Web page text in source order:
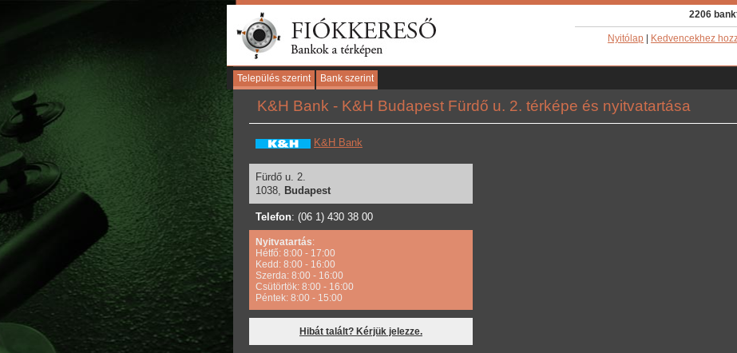
2206
Nyitólap Kedvencekhez
Település szerint Bank szerint
K&H Bank - K&H Budapest Fürdő u. 2. térképe és nyitvatartása
K&H Bank
Fürdő u. 2.
1038, Budapest
Telefon: (06 1) 430 38 00
Nyitvatartás:
Hétfő: 8:00 - 17:00
Kedd: 8:00 - 16:00
Szerda: 8:00 - 16:00
Csütörtök: 8:00 - 16:00
Péntek: 8:00 - 15:00
Hibát talált? Kérjük jelezze.